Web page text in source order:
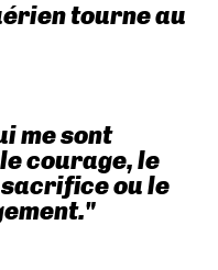
tourne au
me sont
courage, le
ou le